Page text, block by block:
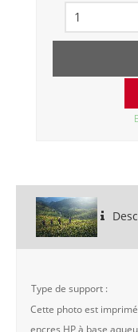
Type de support :
Cette photo est
encres HP à base